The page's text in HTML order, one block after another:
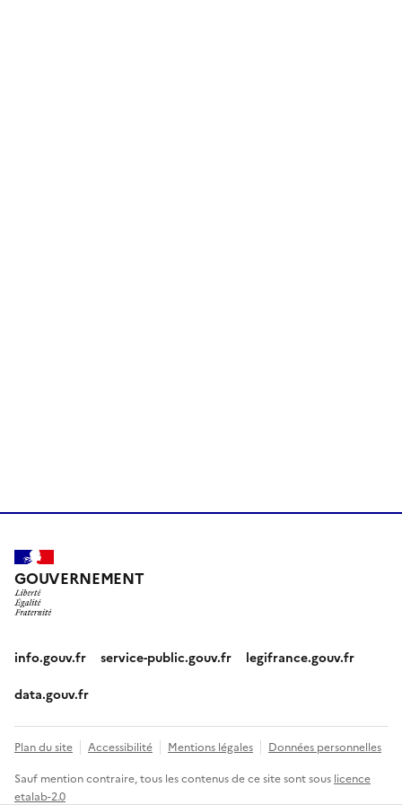
GOUVERNEMENT
info.gouv.fr service-public.gouv.fr legifrance.gouv.fr
data.gouv.fr
Plan du site Accessibilité Mentions légales Données personnelles
Sauf mention contraire, tous les contenus de ce site sont sous licence
etalab-2.0